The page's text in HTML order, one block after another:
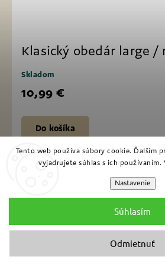
Tento web používa súbory cookie. Ďalším
vyjadrujete súhlas s ich používaním.
Nastavenie
Odmietnuť
Súhlasím
Klasický obedár large /
Skladom
10,99 €
Do košíka
Súvisiaci